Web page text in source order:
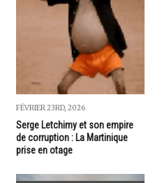
FÉVRIER 23RD, 2026
Serge Letchimy et son empire
de corruption : La Martinique
prise en otage